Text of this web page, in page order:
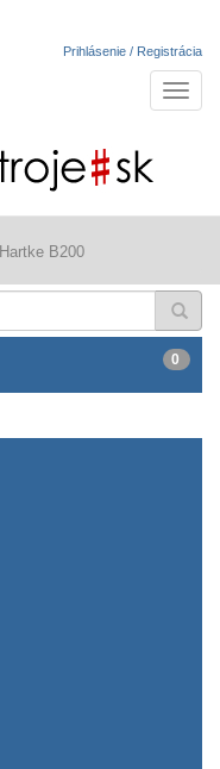
Prihlásenie / Registrácia
Hartke B200
0